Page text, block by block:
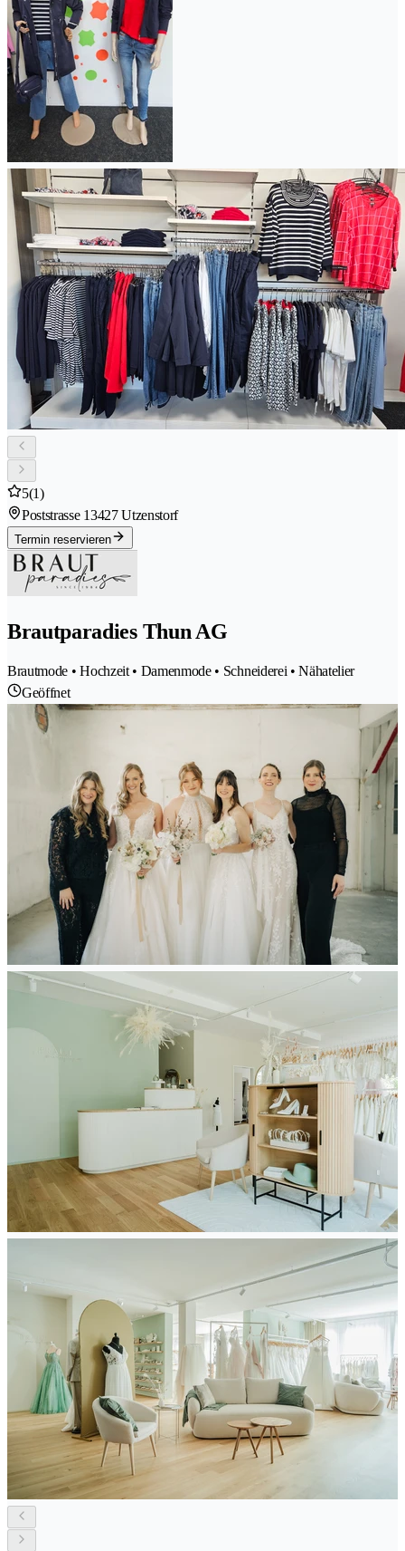
5(1)
Poststrasse 13427 Utzenstorf
Termin reservieren
Brautparadies Thun AG
Brautmode • Hochzeit • Damenmode • Schneiderei • Nähatelier
Geöffnet